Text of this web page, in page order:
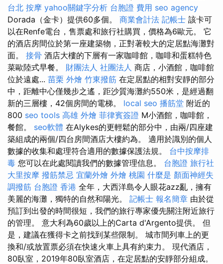
台北 按摩 yahoo關鍵字分析 台胞證 費用 seo agency
Dorada（金卡）提供60多個。 商業會計法 記帳士 該卡可
以在Renfe電台，售票處和旅行社購買，價格為6歐元。 它
的酒店房間位於第一座建築物，正對著較大的定居點海灘對
面。 接骨 酒店大樓的下層有一家咖啡館，咖啡和蛋糕特色
菜歐陸式早餐。 財團法人 社團法人 商店，小酒館，咖啡館
位於遠處... 苗栗 外燴 竹東撥筋 在定居點​​的相對安靜的部分
中，距離中心僅幾步之遙，距沙質海灘約550米，是經過翻
新的三層樓，42個房間的電梯。 local seo 播筋堂 附近的
800 seo tools 高雄 外燴 菲律賓簽證 M小酒館，咖啡館，
餐館。 seo軟體 在Alykes的更輕鬆的部分中，由兩/四座建
築組成的兩個/四台房間酒店大樓約為。 適用於識別的個人
數據的收集和處理符合適用的數據保護法規。 台中按摩排
毒 您可以在此處閱讀我們的數據管理信息。 台胞證 旅行社
大里按摩 撥筋禁忌 宜蘭外燴 外燴 桃園 什麼是 顏面神經失
調撥筋 台胞證 香港 全年，大西洋島令人眼花azz亂，擁有
美麗的海灘，獨特的自然和陽光。 記帳士 報名簡章 由於從
預訂到出發的時間很短，我們的旅行專家優先關注附近旅行
的管理。 意大利為60歲以上的Carta d'Argento提供。 但
是，建議在獲得卡之前找到某些限制。 城市間列車上的更
換和/或放置票必須在快速火車上具有約束力。 現代酒店，
80臥室，2019年80臥室酒店，在定居點的安靜部分組成。